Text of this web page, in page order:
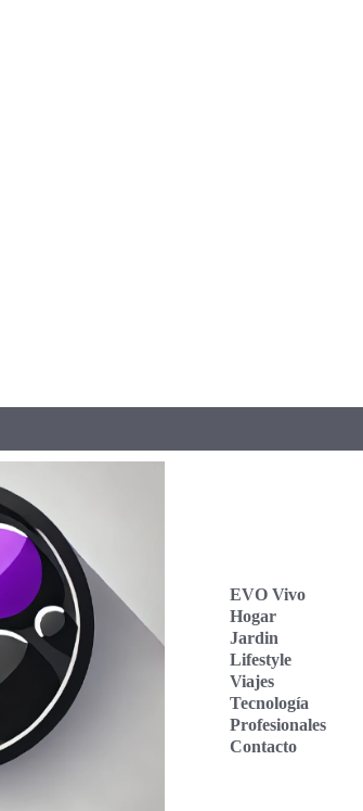
EVO Vivo
Hogar
Jardin
Lifestyle
Viajes
Tecnología
Profesionales
Contacto